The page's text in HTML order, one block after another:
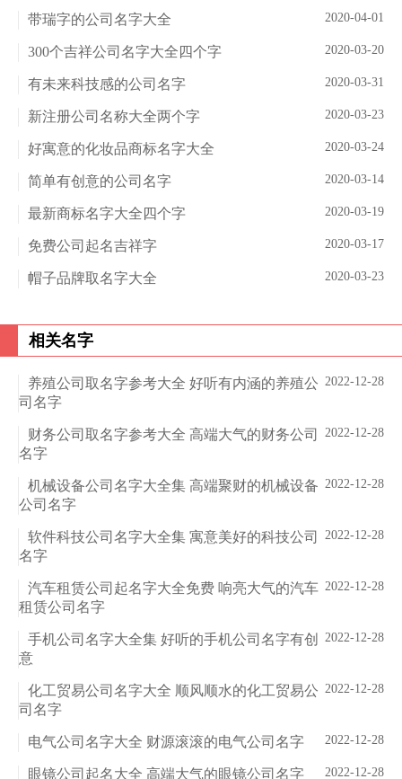
2020-04-01
带瑞字的公司名字大全
2020-03-20
300个吉祥公司名字大全四个字
2020-03-31
有未来科技感的公司名字
2020-03-23
新注册公司名称大全两个字
2020-03-24
好寓意的化妆品商标名字大全
2020-03-14
简单有创意的公司名字
2020-03-19
最新商标名字大全四个字
2020-03-17
免费公司起名吉祥字
2020-03-23
帽子品牌取名字大全
相关名字
2022-12-28
养殖公司取名字参考大全 好听有内涵的养殖公
司名字
2022-12-28
财务公司取名字参考大全 高端大气的财务公司
名字
2022-12-28
机械设备公司名字大全集 高端聚财的机械设备
公司名字
2022-12-28
软件科技公司名字大全集 寓意美好的科技公司
名字
2022-12-28
汽车租赁公司起名字大全免费 响亮大气的汽车
租赁公司名字
2022-12-28
手机公司名字大全集 好听的手机公司名字有创
意
2022-12-28
化工贸易公司名字大全 顺风顺水的化工贸易公
司名字
2022-12-28
电气公司名字大全 财源滚滚的电气公司名字
2022-12-28
眼镜公司起名大全 高端大气的眼镜公司名字